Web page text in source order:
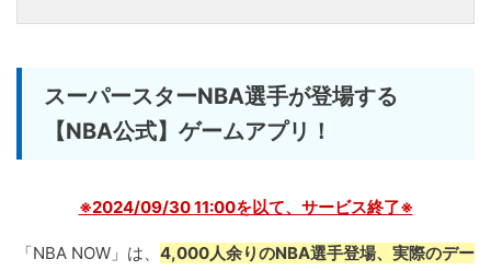
スーパースターNBA選手が登場する
【NBA公式】ゲームアプリ！
※2024/09/30 11:00を以て、サービス終了※
「NBA NOW」は、 4,000人余りのNBA選手登場、実際のデー